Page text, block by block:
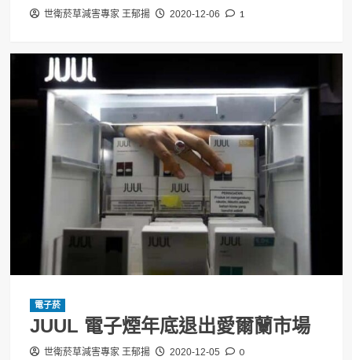
世衛菸草減害專家 王郁揚 2020-12-06 1
電子菸
JUUL 電子煙年底退出愛爾蘭市場
世衛菸草減害專家 王郁揚 2020-12-05 0